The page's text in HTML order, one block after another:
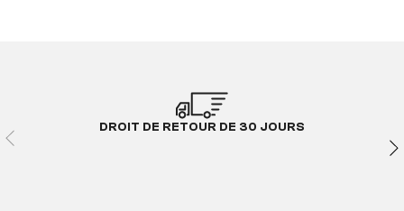
DROIT DE RETOUR DE 30 JOURS